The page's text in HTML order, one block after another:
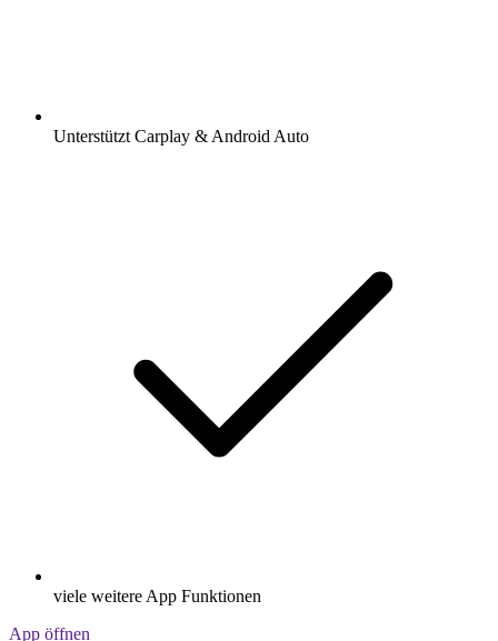
Unterstützt Carplay & Android Auto
viele weitere App Funktionen
App öffnen